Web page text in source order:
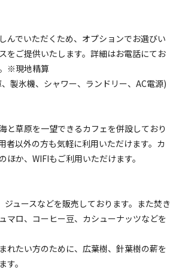
んでいただくため、オプションでお選びい
をご提供いたします。詳細はお電話にてお
※現地精算
製氷機、シャワー、ランドリー、AC電源)
と草原を一望できるカフェを併設しており
者以外の方も気軽に利用いただけます。カ
ほか、WIFIもご利用いただけます。
ジュースなどを販売しております。また焚き
マロ、コーヒー豆、カシューナッツなどを
れたい方のために、広葉樹、針葉樹の薪を
す。
4件）